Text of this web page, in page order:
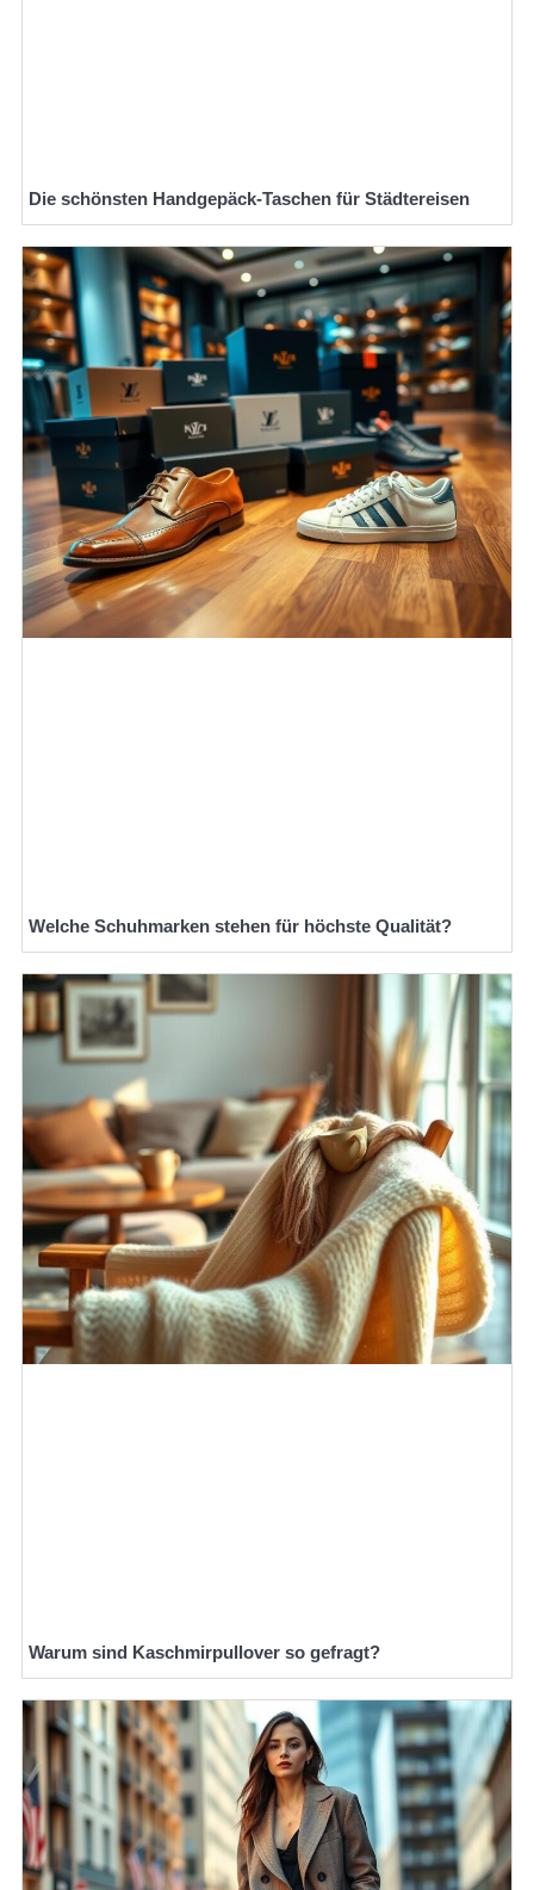
Die schönsten Handgepäck-Taschen für Städtereisen
Welche Schuhmarken stehen für höchste Qualität?
Warum sind Kaschmirpullover so gefragt?